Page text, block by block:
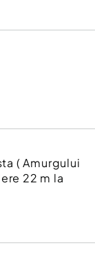
( Amurgului
22 m la